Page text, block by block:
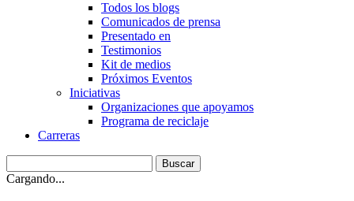
Todos los blogs
Comunicados de prensa
Presentado en
Testimonios
Kit de medios
Próximos Eventos
Iniciativas
Organizaciones que apoyamos
Programa de reciclaje
Carreras
Cargando...